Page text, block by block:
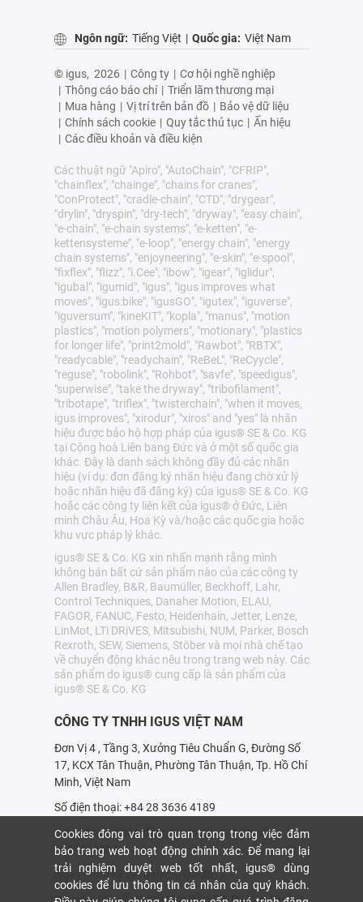
Ngôn ngữ: Tiếng Việt | Quốc gia: Việt Nam
© igus, 2026 | Công ty | Cơ hội nghề nghiệp
| Thông cáo báo chí | Triển lãm thương mại
| Mua hàng | Vị trí trên bản đồ | Bảo vệ dữ liệu
| Chính sách cookie | Quy tắc thủ tục | Ấn hiệu
| Các điều khoản và điều kiện
Các thuật ngữ "Apiro", "AutoChain", "CFRIP",
"chainflex", "chainge", "chains for cranes",
"ConProtect", "cradle-chain", "CTD", "drygear",
"drylin", "dryspin", "dry-tech", "dryway", "easy chain",
"e-chain", "e-chain systems", "e-ketten", "e-
kettensysteme", "e-loop", "energy chain", "energy
chain systems", "enjoyneering", "e-skin", "e-spool",
"fixflex", "flizz", "i.Cee", "ibow", "igear", "iglidur",
"igubal", "igumid", "igus", "igus improves what
moves", "igus:bike", "igusGO", "igutex", "iguverse",
"iguversum", "kineKIT", "kopla", "manus", "motion
plastics", "motion polymers", "motionary", "plastics
for longer life", "print2mold", "Rawbot", "RBTX",
"readycable", "readychain", "ReBeL", "ReCyycle",
"reguse", "robolink", "Rohbot", "savfe", "speedigus",
"superwise", "take the dryway", "tribofilament",
"tribotape", "triflex", "twisterchain", "when it moves,
igus improves", "xirodur", "xiros" and "yes" là nhãn
hiệu được bảo hộ hợp pháp của igus® SE & Co. KG
tại Cộng hoà Liên bang Đức và ở một số quốc gia
khác. Đây là danh sách không đầy đủ các nhãn
hiệu (ví dụ: đơn đăng ký nhãn hiệu đang chờ xử lý
hoặc nhãn hiệu đã đăng ký) của igus® SE & Co. KG
hoặc các công ty liên kết của igus® ở Đức, Liên
minh Châu Âu, Hoa Kỳ và/hoặc các quốc gia hoặc
khu vực pháp lý khác.
igus® SE & Co. KG xin nhấn mạnh rằng mình
không bán bất cứ sản phẩm nào của các công ty
Allen Bradley, B&R, Baumüller, Beckhoff, Lahr,
Control Techniques, Danaher Motion, ELAU,
FAGOR, FANUC, Festo, Heidenhain, Jetter, Lenze,
LinMot, LTi DRiVES, Mitsubishi, NUM, Parker, Bosch
Rexroth, SEW, Siemens, Stöber và mọi nhà chế tạo
về chuyển động khác nêu trong trang web này. Các
sản phẩm do igus® cung cấp là sản phẩm của
igus® SE & Co. KG
CÔNG TY TNHH IGUS VIỆT NAM
Đơn Vị 4 , Tầng 3, Xưởng Tiêu Chuẩn G, Đường Số
17, KCX Tân Thuận, Phường Tân Thuận, Tp. Hồ Chí
Minh, Việt Nam
Số điện thoại: +84 28 3636 4189
Giấy chứng nhận đăng ký doanh nghiệp số:
0314214531
Ngày đăng ký lần đầu: 20-01-2017
Nơi cấp: SỞ KẾ HOẠCH VÀ ÐẦU TƯ THÀNH PHỐ
Cookies đóng vai trò quan trọng trong việc đảm
bảo trang web hoạt động chính xác. Để mang lại
trải nghiệm duyệt web tốt nhất, igus® dùng
cookies để lưu thông tin cá nhân của quý khách.